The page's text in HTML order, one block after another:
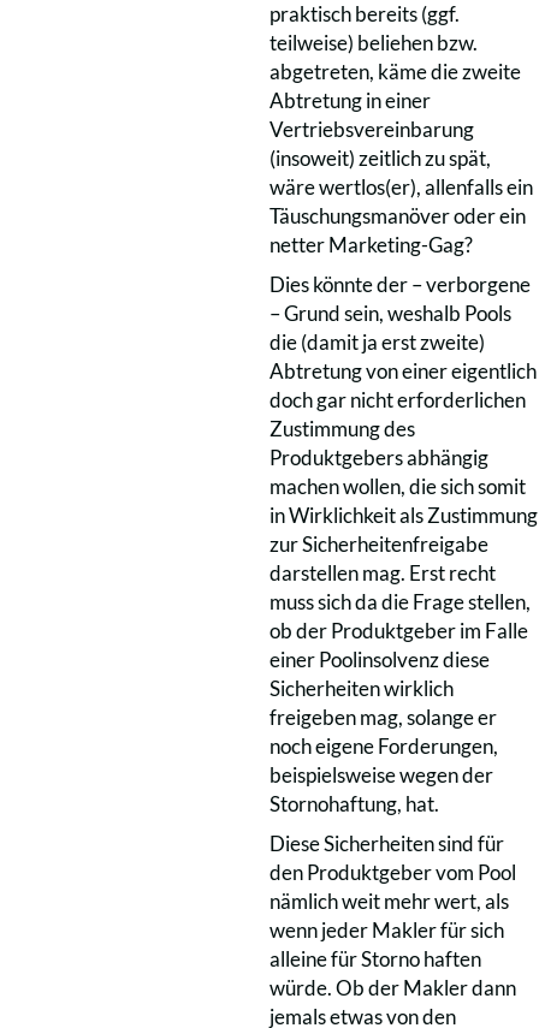
praktisch bereits (ggf.
teilweise) beliehen bzw.
abgetreten, käme die zweite
Abtretung in einer
Vertriebsvereinbarung
(insoweit) zeitlich zu spät,
wäre wertlos(er), allenfalls ein
Täuschungsmanöver oder ein
netter Marketing-Gag?
Dies könnte der – verborgene
– Grund sein, weshalb Pools
die (damit ja erst zweite)
Abtretung von einer eigentlich
doch gar nicht erforderlichen
Zustimmung des
Produktgebers abhängig
machen wollen, die sich somit
in Wirklichkeit als Zustimmung
zur Sicherheitenfreigabe
darstellen mag. Erst recht
muss sich da die Frage stellen,
ob der Produktgeber im Falle
einer Poolinsolvenz diese
Sicherheiten wirklich
freigeben mag, solange er
noch eigene Forderungen,
beispielsweise wegen der
Stornohaftung, hat.
Diese Sicherheiten sind für
den Produktgeber vom Pool
nämlich weit mehr wert, als
wenn jeder Makler für sich
alleine für Storno haften
würde. Ob der Makler dann
jemals etwas von den